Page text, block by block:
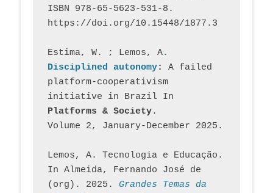
ISBN 978-65-5623-531-8.
https://doi.org/10.15448/1877.3
Estima, W. ; Lemos, A.
Disciplined autonomy: A failed
platform-cooperativism
initiative in Brazil In
Platforms & Society.
Volume 2, January-December 2025.
Lemos, A. Tecnologia e Educação.
In Almeida, Fernando José de
(org). 2025. Grandes Temas da